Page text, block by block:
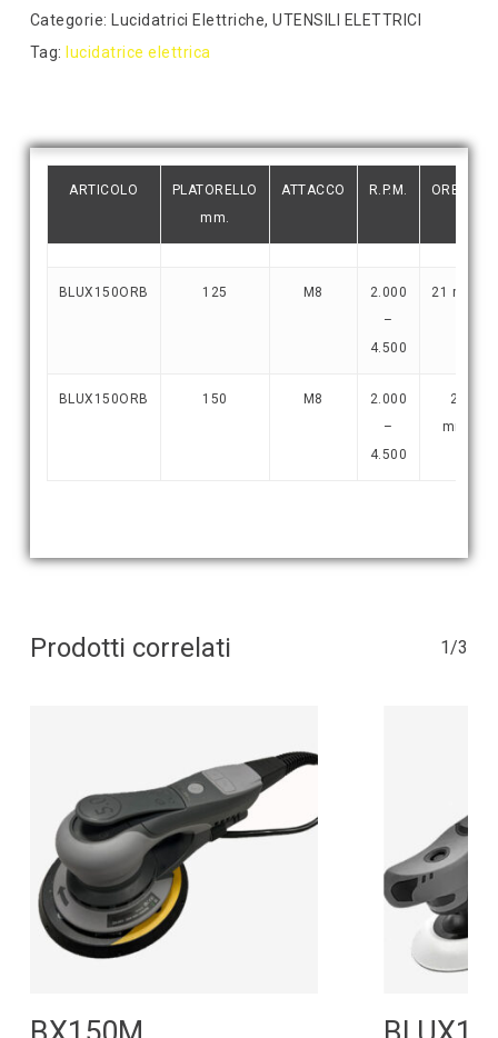
Categorie: Lucidatrici Elettriche,UTENSILI ELETTRICI
Tag: lucidatrice elettrica
ARTICOLO
PLATORELLO
mm.
ATTACCO R.P.M. ORBITA
BLUX150ORB 125 M8
2.000
–
4.500
21 mm.
BLUX150ORB 150 M8
2.000
–
4.500
21
mm.
Prodotti correlati 1/3
Leggi Tutto